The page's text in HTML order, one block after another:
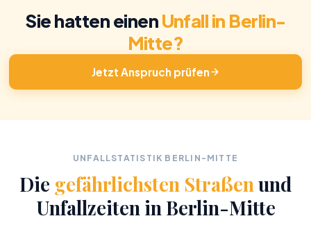
Sie hatten einenUnfall in Berlin-
Mitte?
Jetzt Anspruch prüfen
UNFALLSTATISTIK BERLIN-MITTE
Die gefährlichsten Straßenund
Unfallzeiten in Berlin-Mitte